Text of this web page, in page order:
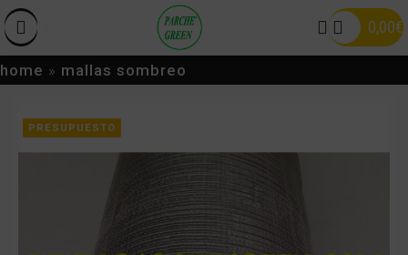
0,00€
home » mallas sombreo
PRESUPUESTO